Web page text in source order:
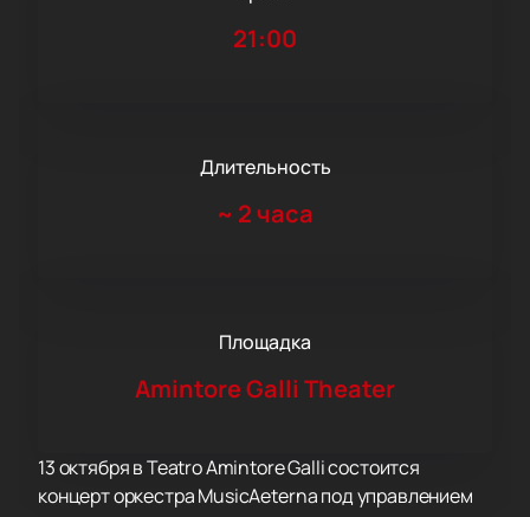
21:00
Длительность
~ 2 часа
Площадка
Amintore Galli Theater
13 октября в Teatro Amintore Galli состоится
концерт оркестра MusicAeterna под управлением